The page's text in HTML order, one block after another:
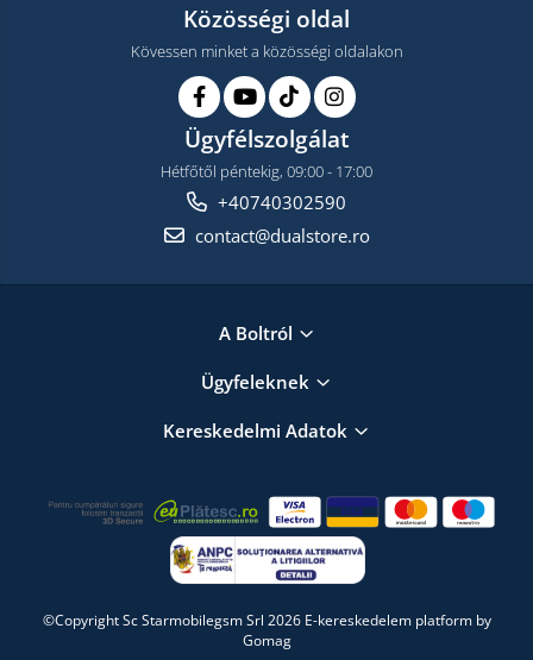
Közösségi oldal
Kövessen minket a közösségi oldalakon
Ügyfélszolgálat
Hétfőtől péntekig, 09:00 - 17:00
+40740302590
contact@dualstore.ro
A Boltról
Ügyfeleknek
Kereskedelmi Adatok
©Copyright Sc Starmobilegsm Srl 2026 E-kereskedelem platform by
Gomag